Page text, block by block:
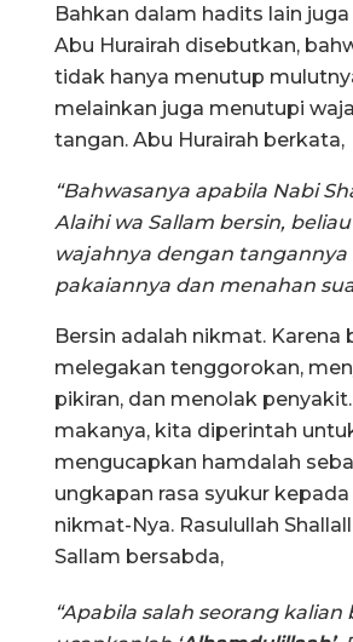
Bahkan dalam hadits lain
Abu Hurairah disebutkan,
tidak hanya menutup
melainkan juga menutupi
tangan. Abu Hurairah berkata,
“Bahwasanya apabila Nabi
Alaihi wa Sallam bersin,
wajahnya dengan tangannya
pakaiannya dan menahan
Bersin adalah nikmat. Karena
melegakan tenggorokan,
pikiran, dan menolak
makanya, kita diperintah
mengucapkan hamdalah
ungkapan rasa syukur
nikmat-Nya. Rasulullah
Sallam bersabda,
“Apabila salah seorang kalian